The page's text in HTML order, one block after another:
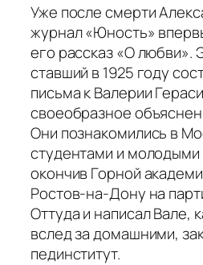
Уже после смерти
журнал «Юность»
его рассказ «О любви».
ставший в 1925 году
письма к Валерии
своеобразное
Они познакомились в
студентами и молодыми
окончив Горной
Ростов-на-Дону на
Оттуда и написал Вале,
вслед за домашними,
пединститут.